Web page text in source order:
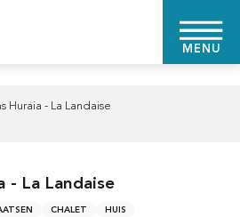
MENU
Huraia - La Landaise
- La Landaise
CHALET HUIS